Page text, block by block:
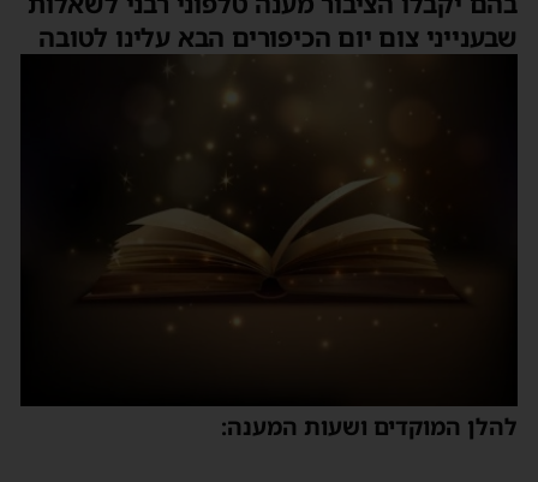
שבענייני צום יום הכיפורים הבא עלינו לטובה
להלן המוקדים ושעות המענה: